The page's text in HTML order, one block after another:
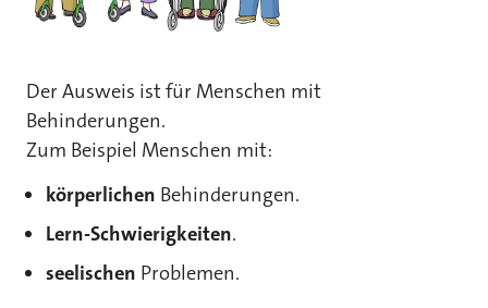
Der Ausweis ist für Menschen mit
Behinderungen.
Zum Beispiel Menschen mit:
körperlichen Behinderungen.
Lern-Schwierigkeiten.
seelischen Problemen.